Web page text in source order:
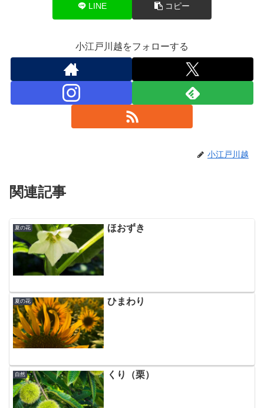
LINE コピー
小江戸川越をフォローする
小江戸川越
関連記事
夏の花 ほおずき
夏の花 ひまわり
自然 くり（栗）